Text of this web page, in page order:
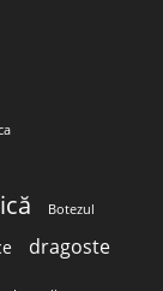
Botezul
dragoste